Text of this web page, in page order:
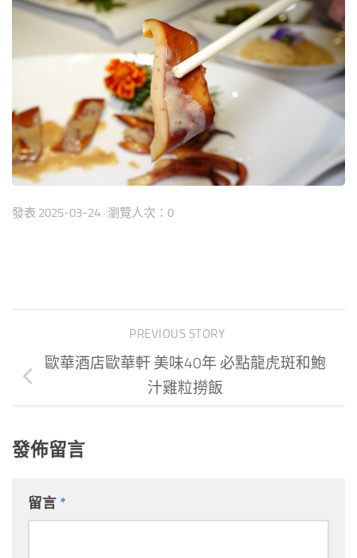
發表 2025-03-24 · 瀏覽人次：0
PREVIOUS STORY
歐華酒店歐華軒 美味40年 必點龍虎斑和鮑
汁雞粒撈飯
發佈留言
留言 *